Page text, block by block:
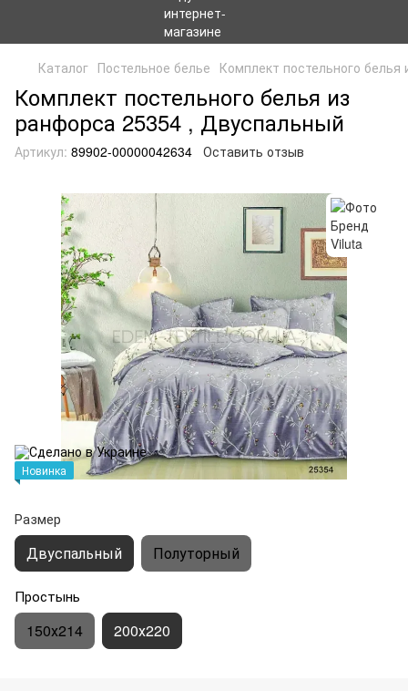
Каталог Постельное белье Комплект постельного
Комплект постельного белья из
ранфорса 25354 , Двуспальный
Артикул: 89902-00000042634 Оставить отзыв
Новинка
Размер
Двуспальный Полуторный
Простынь
150х214 200х220